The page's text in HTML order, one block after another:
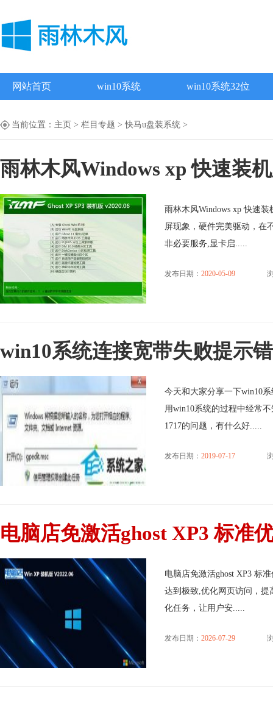
网站首页 win10系统 win10系统32位
当前位置： 主页 > 栏目专题 >快马u盘装系统 >
雨林木风Windows xp 快速装
雨林木风Windows xp 快速
屏现象，硬件完美驱动，在
非必要服务,显卡启.....
发布日期： 2020-05-09
win10系统连接宽带失败提示
今天和大家分享一下win10
用win10系统的过程中经常
1717的问题，有什么好.....
发布日期： 2019-07-17
电脑店免激活ghost XP3 标准
电脑店免激活ghost XP3 标
达到极致,优化网页访问，
化任务，让用户安.....
发布日期： 2026-07-29